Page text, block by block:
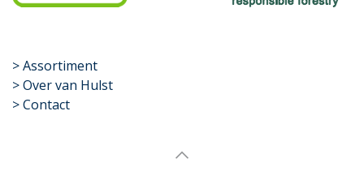
​>Assortiment
> Over van Hulst
> Contact